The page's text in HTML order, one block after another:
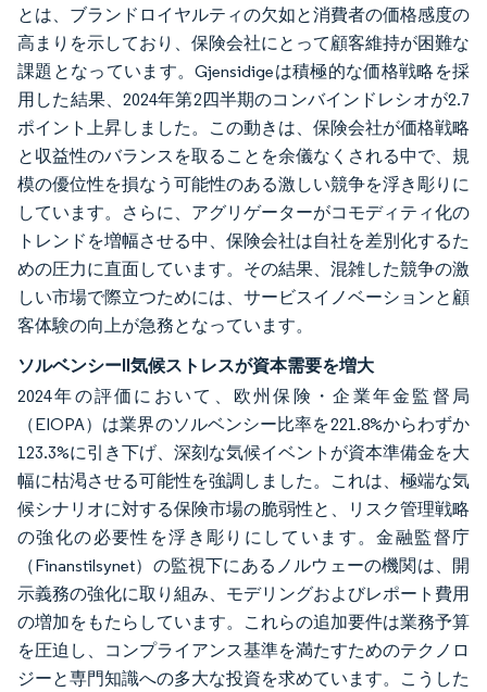
とは、ブランドロイヤルティの欠如と消費者の価格感度の
高まりを示しており、保険会社にとって顧客維持が困難な
課題となっています。Gjensidigeは積極的な価格戦略を採
用した結果、2024年第2四半期のコンバインドレシオが2.7
ポイント上昇しました。この動きは、保険会社が価格戦略
と収益性のバランスを取ることを余儀なくされる中で、規
模の優位性を損なう可能性のある激しい競争を浮き彫りに
しています。さらに、アグリゲーターがコモディティ化の
トレンドを増幅させる中、保険会社は自社を差別化するた
めの圧力に直面しています。その結果、混雑した競争の激
しい市場で際立つためには、サービスイノベーションと顧
客体験の向上が急務となっています。
ソルベンシーII気候ストレスが資本需要を増大
2024年の評価において、欧州保険・企業年金監督局
（EIOPA）は業界のソルベンシー比率を221.8%からわずか
123.3%に引き下げ、深刻な気候イベントが資本準備金を大
幅に枯渇させる可能性を強調しました。これは、極端な気
候シナリオに対する保険市場の脆弱性と、リスク管理戦略
の強化の必要性を浮き彫りにしています。金融監督庁
（Finanstilsynet）の監視下にあるノルウェーの機関は、開
示義務の強化に取り組み、モデリングおよびレポート費用
の増加をもたらしています。これらの追加要件は業務予算
を圧迫し、コンプライアンス基準を満たすためのテクノロ
ジーと専門知識への多大な投資を求めています。こうした